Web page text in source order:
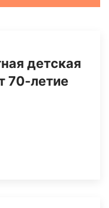
детская
70-летие